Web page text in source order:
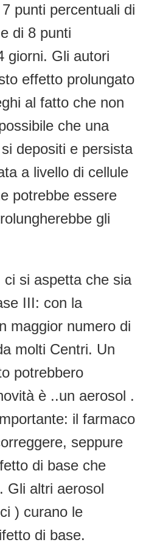
punti percentuali di
di 8 punti
giorni. Gli autori
effetto prolungato
al fatto che non
che una
depositi e persista
a livello di cellule
potrebbe essere
gli
si aspetta che sia
III: con la
maggior numero di
molti Centri. Un
potrebbero
è ..un aerosol .
il farmaco
seppure
di base che
Gli altri aerosol
) curano le
di base.